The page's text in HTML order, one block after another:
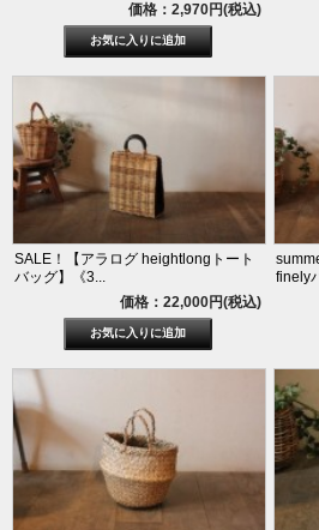
価格：2,970円(税込)
SALE！【アラログ heightlongトート
バッグ】《3...
価格：22,000円(税込)
finely